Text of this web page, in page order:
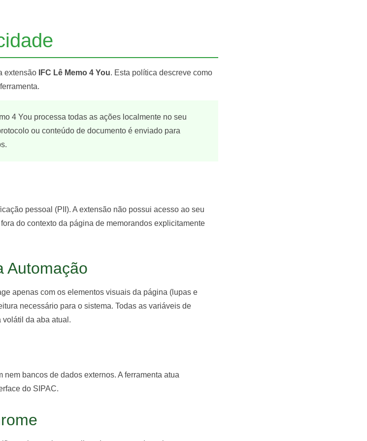
extensão IFC Lê Memo 4 You. Esta política descreve como
4 You processa todas as ações localmente no seu
ou conteúdo de documento é enviado para
pessoal (PII). A extensão não possui acesso ao seu
do contexto da página de memorandos explicitamente
Automação
apenas com os elementos visuais da página (lupas e
necessário para o sistema. Todas as variáveis de
volátil da aba atual.
bancos de dados externos. A ferramenta atua
do SIPAC.